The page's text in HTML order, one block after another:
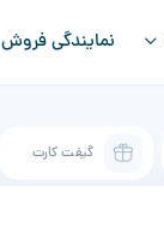
نمایندگی فروش
گیفت کارت